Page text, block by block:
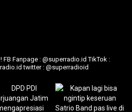
FB Fanpage : @superradio.id TikTok :
twitter : @superradioid